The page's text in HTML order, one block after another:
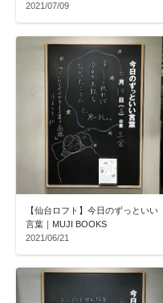
2021/07/09
【仙台ロフト】今日のずっといい
言葉｜MUJI BOOKS
2021/06/21